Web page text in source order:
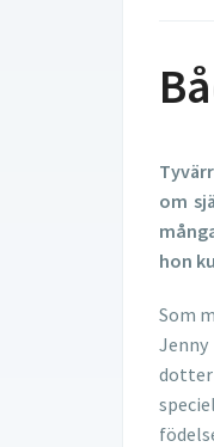
om
hon
Som
dotter